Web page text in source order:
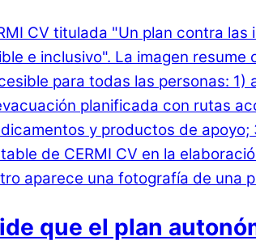
que el plan